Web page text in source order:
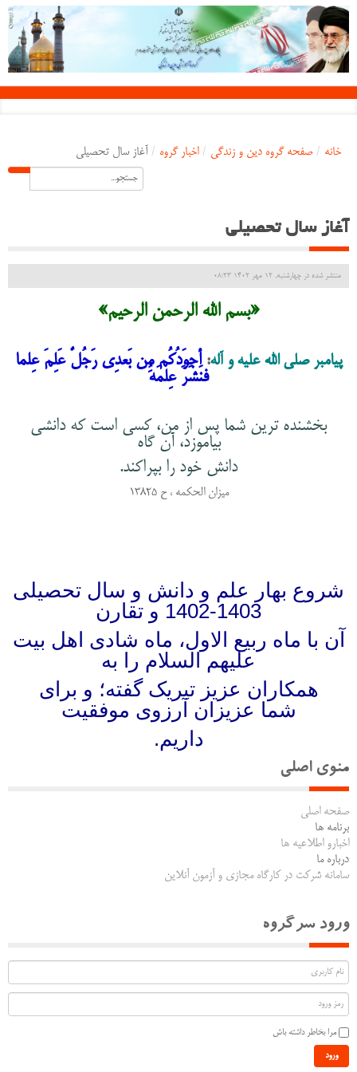
خانه / صفحه گروه دین و زندگی / اخبار گروه / آغاز سال تحصیلی
آغاز سال تحصیلی
منتشر شده در چهارشنبه, 12 مهر 1402 08:23
«بسم الله الرحمن الرحیم»
پيامبر صلي الله عليه و آله: أجوَدُكُم مِن بَعدِي رَجُلٌ عَلِمَ عِلما
فنَشَرَ عِلمَهُ
بخشنده ترين شما پس از من، كسى است كه دانشى
بياموزد، آن گاه
دانش خود را بپراكند.
ميزان الحكمه ، ح 13825
شروع بهار علم و دانش و سال تحصیلی
1403-1402 و تقارن
آن با ماه ربیع الاول، ماه شادی اهل بیت
علیهم السلام را به
همکاران عزیز تبریک گفته؛ و برای
شما عزیزان آرزوی موفقیت
داریم.
منوی اصلی
صفحه اصلی
برنامه ها
اخبارو اطلاعیه ها
درباره ما
سامانه شرکت در کارگاه مجازی و آزمون آنلاین
ورود سرگروه
مرا بخاطر داشته باش
ورود